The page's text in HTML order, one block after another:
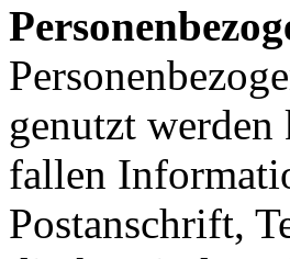
genutzt
fallen
Postanschrift,